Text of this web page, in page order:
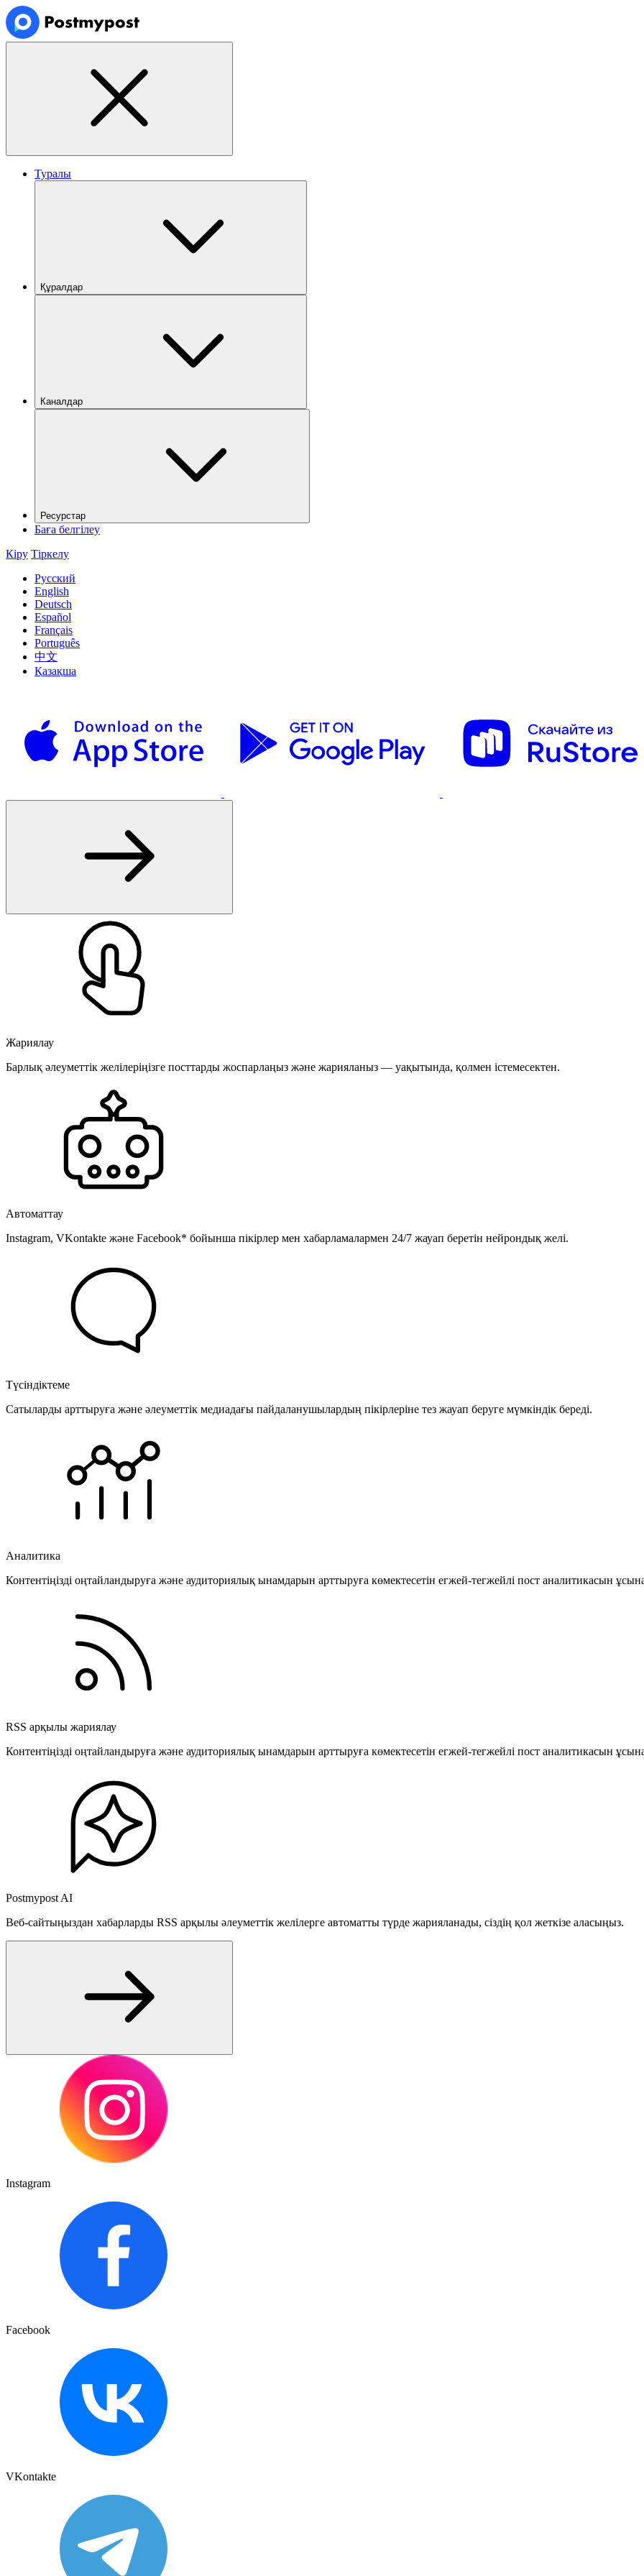
Туралы
Құралдар
Каналдар
Ресурстар
Баға белгілеу
Кіру Тіркелу
Русский
English
Deutsch
Español
Français
Português
中文
Қазақша
Жариялау
Барлық әлеуметтік желілеріңізге посттарды жоспарлаңыз және жарияланыз — уақытында, қолмен істемесектен.
Автоматтау
Instagram, VKontakte және Facebook* бойынша пікірлер мен хабарламалармен 24/7 жауап беретін нейрондық желі.
Түсіндіктеме
Сатыларды арттыруға және әлеуметтік медиадағы пайдаланушылардың пікірлеріне тез жауап беруге мүмкіндік береді.
Аналитика
Контентіңізді оңтайландыруға және аудиториялық ынамдарын арттыруға көмектесетін егжей-тегжейлі пост аналитикасын
RSS арқылы жариялау
Контентіңізді оңтайландыруға және аудиториялық ынамдарын арттыруға көмектесетін егжей-тегжейлі пост аналитикасын
Postmypost AI
Веб-сайтыңыздан хабарларды RSS арқылы әлеуметтік желілерге автоматты түрде жарияланады, сіздің қол жеткізе аласыңыз.
Instagram
Facebook
VKontakte